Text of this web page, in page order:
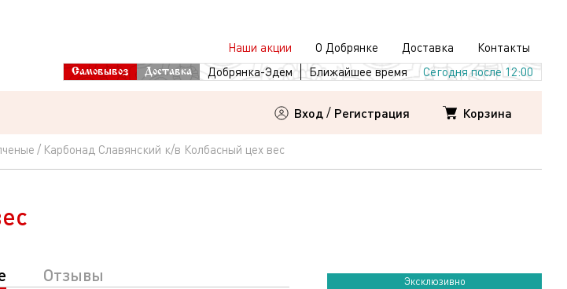
Наши акции О Добрянке Доставка Контакты
Самовывоз Доставка Добрянка-Эдем Ближайшее время Сегодня после 12:00
Вход / Регистрация Корзина
Карбонад Славянский к/в Колбасный цех вес
Отзывы
Эксклюзивно